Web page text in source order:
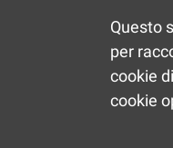
Questo
per
cookie
cookie